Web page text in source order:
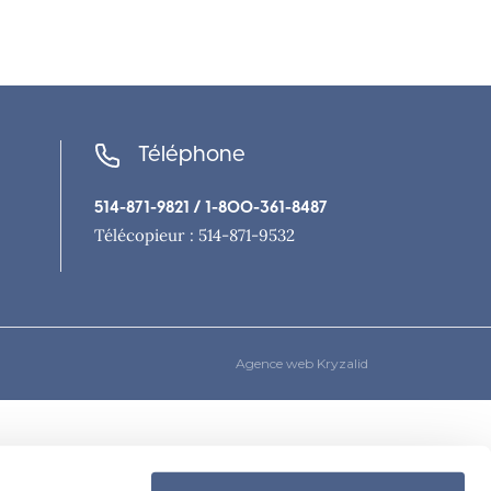
Téléphone
514-871-9821 / 1-800-361-8487
Télécopieur : 514-871-9532
Agence web Kryzalid